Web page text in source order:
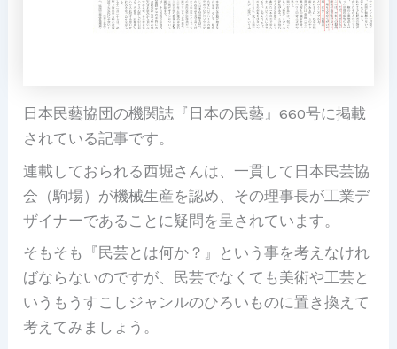
日本民藝協団の機関誌『日本の民藝』660号に掲載
されている記事です。
連載しておられる西堀さんは、一貫して日本民芸協
会（駒場）が機械生産を認め、その理事長が工業デ
ザイナーであることに疑問を呈されています。
そもそも『民芸とは何か？』という事を考えなけれ
ばならないのですが、民芸でなくても美術や工芸と
いうもうすこしジャンルのひろいものに置き換えて
考えてみましょう。